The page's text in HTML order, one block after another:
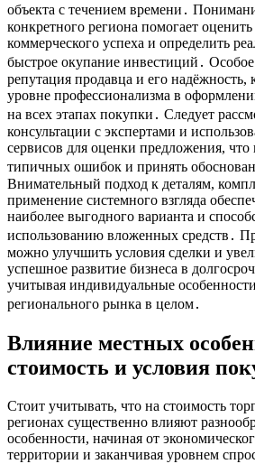
объекта с течением времени․
конкретного региона помогает
коммерческого успеха и определить
быстрое окупание инвестиций․
репутация продавца и его надёжность,
уровне профессионализма в
на всех этапах покупки․ Следует
консультации с экспертами и
сервисов для оценки предложения, что
типичных ошибок и принять
Внимательный подход к деталям,
применение системного взгляда
наиболее выгодного варианта и
использованию вложенных средств․
можно улучшить условия сделки и
успешное развитие бизнеса в
учитывая индивидуальные
регионального рынка в целом․
Влияние местных
стоимость и условия
Стоит учитывать, что на стоимость
регионах существенно влияют
особенности, начиная от
территории и заканчивая уровнем